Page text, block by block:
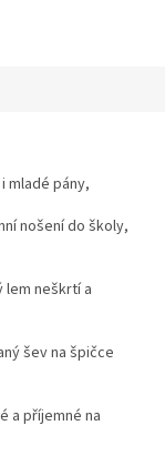
mladé pány,
nošení do školy,
lem neškrtí a
šev na špičce
a příjemné na